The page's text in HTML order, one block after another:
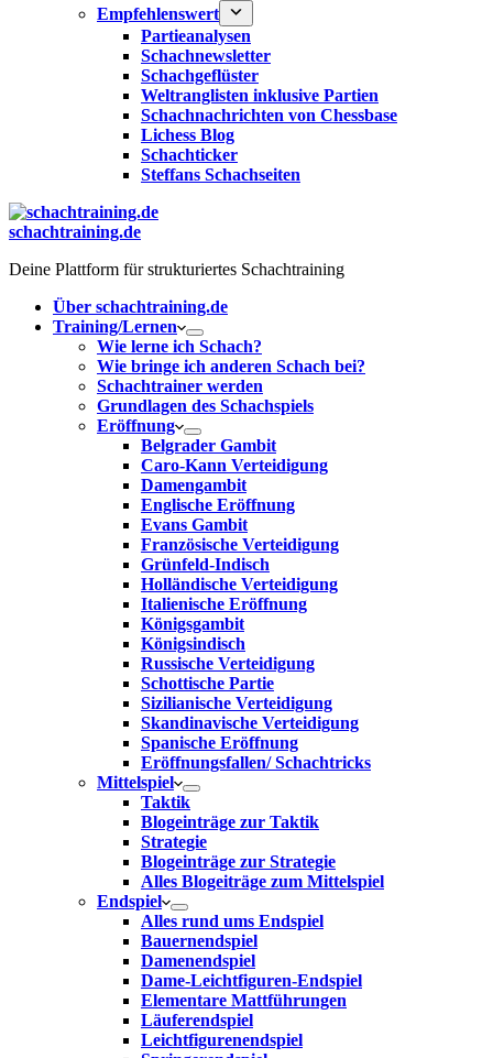
Empfehlenswert
Partieanalysen
Schachnewsletter
Schachgeflüster
Weltranglisten inklusive Partien
Schachnachrichten von Chessbase
Lichess Blog
Schachticker
Steffans Schachseiten
schachtraining.de
Deine Plattform für strukturiertes Schachtraining
Über schachtraining.de
Training/Lernen
Wie lerne ich Schach?
Wie bringe ich anderen Schach bei?
Schachtrainer werden
Grundlagen des Schachspiels
Eröffnung
Belgrader Gambit
Caro-Kann Verteidigung
Damengambit
Englische Eröffnung
Evans Gambit
Französische Verteidigung
Grünfeld-Indisch
Holländische Verteidigung
Italienische Eröffnung
Königsgambit
Königsindisch
Russische Verteidigung
Schottische Partie
Sizilianische Verteidigung
Skandinavische Verteidigung
Spanische Eröffnung
Eröffnungsfallen/ Schachtricks
Mittelspiel
Taktik
Blogeinträge zur Taktik
Strategie
Blogeinträge zur Strategie
Alles Blogeiträge zum Mittelspiel
Endspiel
Alles rund ums Endspiel
Bauernendspiel
Damenendspiel
Dame-Leichtfiguren-Endspiel
Elementare Mattführungen
Läuferendspiel
Leichtfigurenendspiel